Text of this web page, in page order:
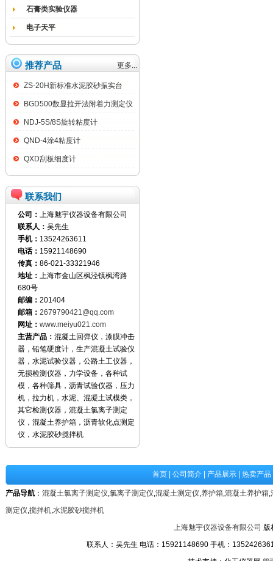
石膏类实验仪器
电子天平
推荐产品 更多...
ZS-20H新标准水泥胶砂振实台
BGD500数显拉开法附着力测定仪
NDJ-5S/8S旋转粘度计
QND-4涂4粘度计
QXD刮板细度计
联系我们
公司： 上海魅宇仪器设备有限公司
联系人： 吴先生
手机： 13524263611
电话： 15921148690
传真： 86-021-33321946
地址： 上海市金山区枫泾镇枫湾路
680号
邮编： 201404
邮箱： 2679790421@qq.com
网址： www.meiyu021.com
主营产品： 混凝土回弹仪，漆膜冲击
器，铅笔硬度计，生产混凝土试验仪
器，水泥试验仪器，公路土工仪器，
无损检测仪器，力学设备，各种试
模，各种筛具，沥青试验仪器，压力
机，拉力机，水泥、混凝土试模类，
其它检测仪器，混凝土氯离子测定
仪，混凝土养护箱，沥青软化点测定
仪，水泥胶砂搅拌机
首页 公司简介 产品展示 热卖产品
产品导航 ： 混凝土氯离子测定仪,氯离子测定仪,混凝土测定仪,养护箱,混凝土养护箱,
测定仪,搅拌机,水泥胶砂搅拌机
上海魅宇仪器设备有限公司 版
联系人：吴先生 电话：15921148690 手机：